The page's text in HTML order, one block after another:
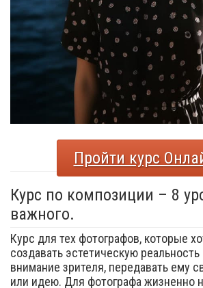
Пройти курс
Курс по композиции – 8
важного.
Курс для тех фотографов, которые
создавать эстетическую
внимание зрителя, передавать ему
или идею. Для фотографа жизненно